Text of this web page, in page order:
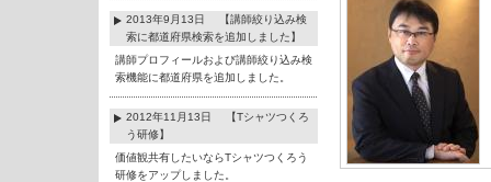
2013年9月13日 【講師絞り込み検
索に都道府県検索を追加しました】
講師プロフィールおよび講師絞り込み検
索機能に都道府県を追加しました。
2012年11月13日 【Tシャツつくろ
う研修】
価値観共有したいならTシャツつくろう
研修をアップしました。